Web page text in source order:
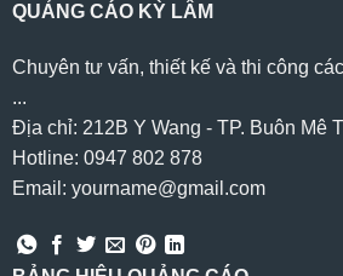
QUẢNG CÁO KỲ LÂM
Chuyên tư vấn, thiết kế và thi công
...
Địa chỉ: 212B Y Wang - TP. Buôn Mê
Hotline: 0947 802 878
Email: yourname@gmail.com